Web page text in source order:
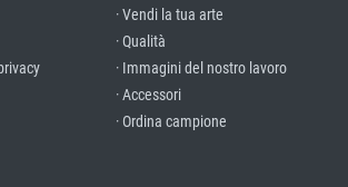
· Vendi la tua arte
· Qualità
· Immagini del nostro lavoro
· Accessori
· Ordina campione